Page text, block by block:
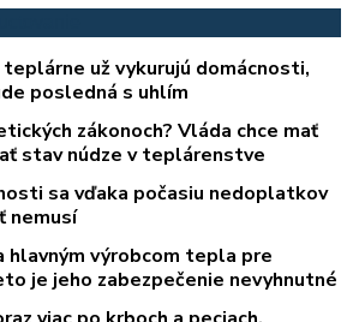
už vykurujú domácnosti,
posledná s uhlím
zákonoch? Vláda chce mať
stav núdze v teplárenstve
sa vďaka počasiu nedoplatkov
nemusí
hlavným výrobcom tepla pre
je jeho zabezpečenie nevyhnutné